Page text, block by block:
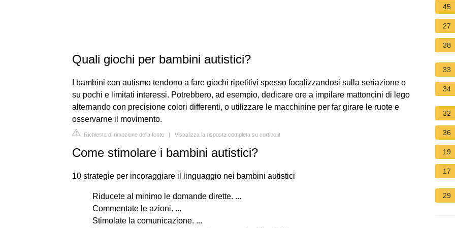
Quali giochi per bambini autistici?
I bambini con autismo tendono a fare giochi ripetitivi spesso focalizzandosi sulla seriazione o
su pochi e limitati interessi. Potrebbero, ad esempio, dedicare ore a impilare mattoncini di lego
alternando con precisione colori differenti, o utilizzare le macchinine per far girare le ruote e
osservarne il movimento.
Richiesta di rimozione della fonte | Visualizza la risposta completa su cortivo.it
Come stimolare i bambini autistici?
10 strategie per incoraggiare il linguaggio nei bambini autistici
Riducete al minimo le domande dirette. ...
Commentate le azioni. ...
Stimolate la comunicazione. ...
45
27
38
33
34
32
36
19
17
29